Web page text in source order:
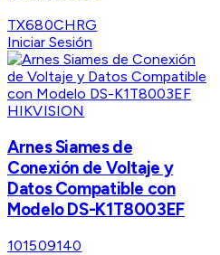
TX680CHRG
Iniciar Sesión
HIKVISION
Arnes Siames de
Conexión de Voltaje y
Datos Compatible con
Modelo DS-K1T8003EF
101509140